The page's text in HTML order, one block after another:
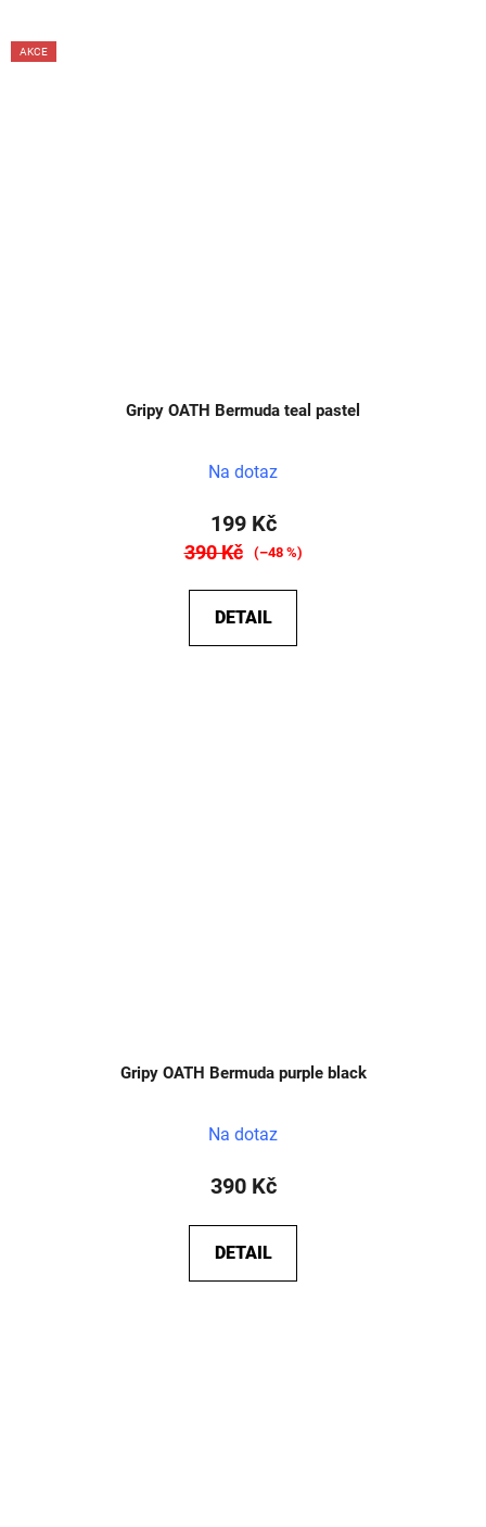
AKCE
Gripy OATH Bermuda teal pastel
Na dotaz
199 Kč
390 Kč (–48 %)
DETAIL
Gripy OATH Bermuda purple black
Na dotaz
390 Kč
DETAIL